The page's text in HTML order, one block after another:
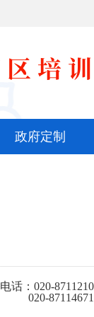
政府定制
电话：020-
020-87114671(